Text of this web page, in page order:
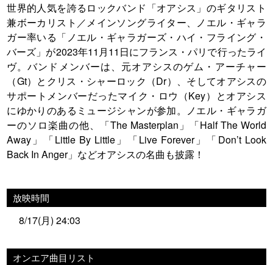
世界的人気を誇るロックバンド「オアシス」のギタリスト
兼ボーカリスト／メインソングライター、ノエル・ギャラ
ガー率いる「ノエル・ギャラガーズ・ハイ・フライング・
バーズ」が2023年11月11日にフランス・パリで行ったライ
ヴ。バンドメンバーは、元オアシスのゲム・アーチャー
（Gt）とクリス・シャーロック（Dr）、そしてオアシスの
サポートメンバーだったマイク・ロウ（Key）とオアシス
にゆかりのあるミュージシャンが参加。ノエル・ギャラガ
ーのソロ楽曲の他、「The Masterplan」「Half The World
Away」「Little By Little」「Live Forever」「Don’t Look
Back In Anger」などオアシスの名曲も披露！
放映時間
8/17(月) 24:03
オンエア曲目リスト